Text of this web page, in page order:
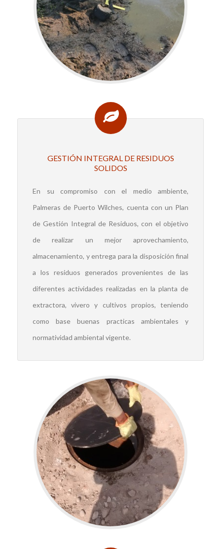
GESTIÓN INTEGRAL DE RESIDUOS
SOLIDOS
En su compromiso con el medio ambiente,
Palmeras de Puerto Wilches, cuenta con un Plan
de Gestión Integral de Residuos, con el objetivo
de realizar un mejor aprovechamiento,
almacenamiento, y entrega para la disposición final
a los residuos generados provenientes de las
diferentes actividades realizadas en la planta de
extractora, vivero y cultivos propios, teniendo
como base buenas practicas ambientales y
normatividad ambiental vigente.